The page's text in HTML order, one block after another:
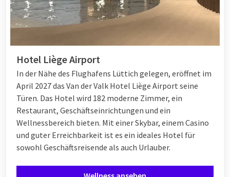
Hotel Liège Airport
In der Nähe des Flughafens Lüttich gelegen, eröffnet im
April 2027 das Van der Valk Hotel Liège Airport seine
Türen. Das Hotel wird 182 moderne Zimmer, ein
Restaurant, Geschäftseinrichtungen und ein
Wellnessbereich bieten. Mit einer Skybar, einem Casino
und guter Erreichbarkeit ist es ein ideales Hotel für
sowohl Geschäftsreisende als auch Urlauber.